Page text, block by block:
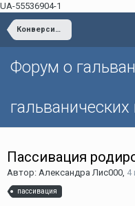
UA-55536904-1
Конверсионные покрытия
Форум о
Пассивация
Автор: Александра Лис000, 4
пассивация